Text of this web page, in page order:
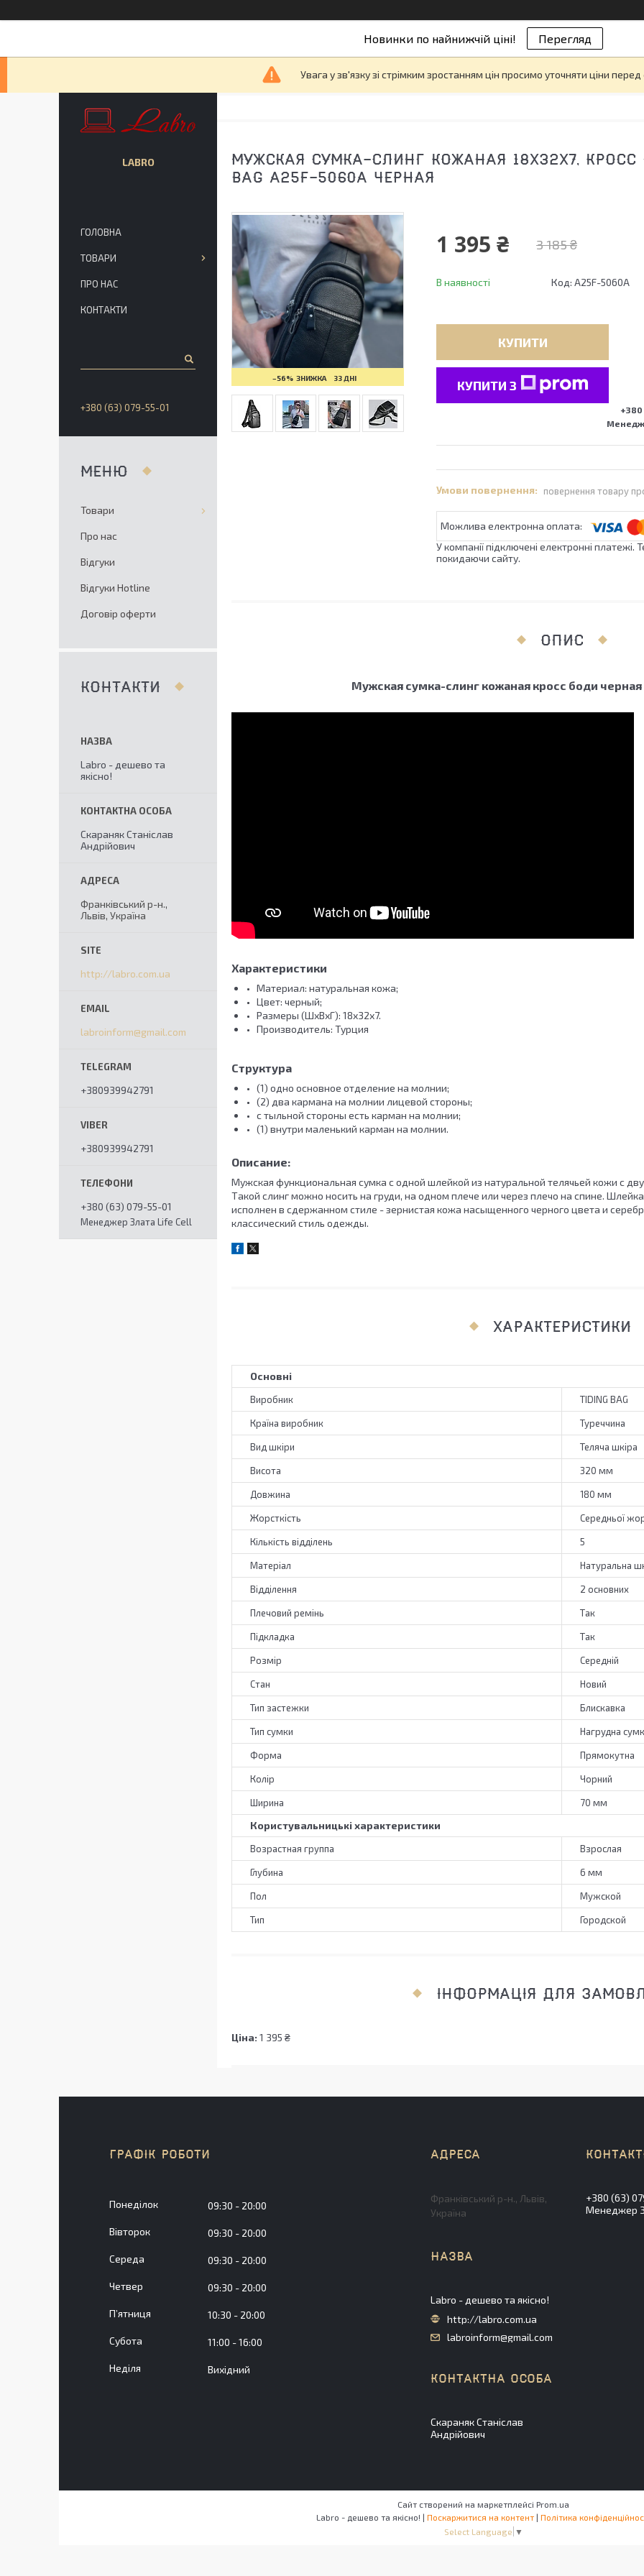
Новинки по найнижчій ціні! Перегляд
Увага у зв'язку зі стрімким зростанням цін просимо уточняти ціни
МУЖСКАЯ СУМКА-СЛИНГ КОЖАНАЯ 18Х32Х7, КРОСС
BAG A25F-5060A ЧЕРНАЯ
–56% 33 ДНІ
3 185 ₴
1 395 ₴
В наявності Код: A25F-5060A
КУПИТИ
КУПИТИ З
повернення товару
У компанії підключені електронні
покидаючи сайту.
ОПИС
Мужская сумка-слинг кожаная кросс боди
Характеристики
Материал: натуральная кожа;
Цвет: черный;
Размеры (ШхВхГ): 18х32х7.
Производитель: Турция
Структура
(1) одно основное отделение на молнии;
(2) два кармана на молнии лицевой стороны;
с тыльной стороны есть карман на молнии;
(1) внутри маленький карман на молнии.
Описание:
Мужская функциональная сумка с одной шлейкой из натуральной телячьей кожи с
Такой слинг можно носить на груди, на одном плече или через плечо на спине.
исполнен в сдержанном стиле - зернистая кожа насыщенного черного цвета и
классический стиль одежды.
ХАРАКТЕРИСТИКИ
Основні
Виробник TIDING BAG
Країна виробник Туреччина
Вид шкіри Теляча шкіра
Висота 320 мм
Довжина 180 мм
Жорсткість Середньої
Кількість відділень 5
Матеріал Натуральна
Відділення 2 основних
Плечовий ремінь Так
Підкладка Так
Розмір Середній
Стан Новий
Тип застежки Блискавка
Тип сумки Нагрудна
Форма Прямокутна
Колір Чорний
Ширина 70 мм
Користувальницькі характеристики
Возрастная группа Взрослая
Глубина 6 мм
Пол Мужской
Тип Городской
ІНФОРМАЦІЯ ДЛЯ
Ціна: 1 395 ₴
LABRO
ГОЛОВНА
ТОВАРИ
ПРО НАС
КОНТАКТИ
+380 (63) 079-55-01
Товари
Про нас
Відгуки
Відгуки Hotline
Договір оферти
КОНТАКТИ
Labro - дешево та
якісно!
Скараняк Станіслав
Андрійович
Франківський р-н.,
Львів, Україна
http://labro.com.ua
labroinform@gmail.com
+380939942791
+380939942791
+380 (63) 079-55-01
Менеджер Злата Life Cell
ГРАФІК РОБОТИ
Понеділок 09:30 20:00
Вівторок 09:30 20:00
Середа 09:30 20:00
Четвер 09:30 20:00
Пʼятниця 10:30 20:00
Субота 11:00 16:00
Неділя Вихідний
Франківський р-н., Львів,
Україна
Labro - дешево та якісно!
http://labro.com.ua
labroinform@gmail.com
Скараняк Станіслав
Андрійович
+380 (63)
Менеджер
Сайт створений на маркетплейсі Prom.ua
Labro - дешево та якісно! | Поскаржитися на контент | Політика
Select Language ▼